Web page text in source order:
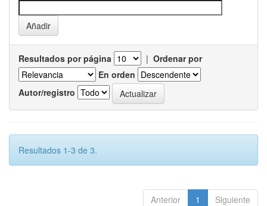
Resultados por página | Ordenar por
En orden
Autor/registro
Resultados 1-3 de 3.
Anterior 1 Siguiente